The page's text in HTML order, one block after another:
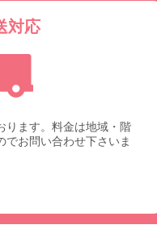
対応
ります。料金は地域・階
でお問い合わせ下さいま